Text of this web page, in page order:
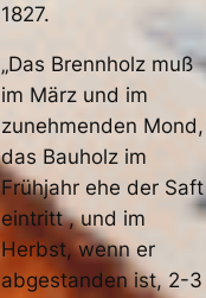
1827.
„Das Brennholz muß
im März und im
zunehmenden Mond,
das Bauholz im
Frühjahr ehe der Saft
eintritt , und im
Herbst, wenn er
abgestanden ist, 2-3